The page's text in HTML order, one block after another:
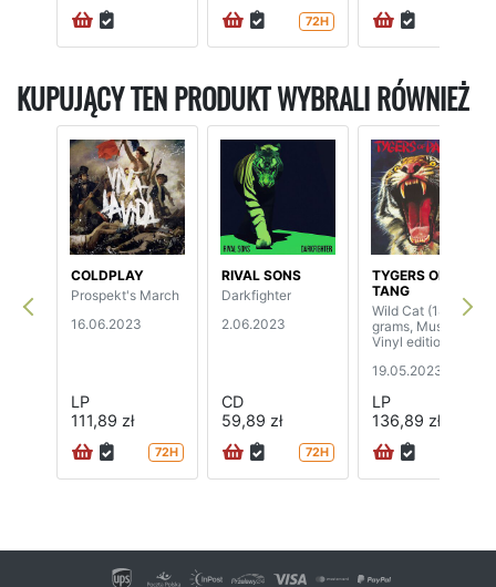
72H
KUPUJĄCY TEN PRODUKT WYBRALI RÓWNIEŻ
COLDPLAY
Prospekt's March
16.06.2023
LP
111,89 zł
72H
RIVAL SONS
Darkfighter
2.06.2023
CD
59,89 zł
72H
TYGERS OF PAN
TANG
Wild Cat (180
grams, Music On
Vinyl edition)
19.05.2023
LP
136,89 zł